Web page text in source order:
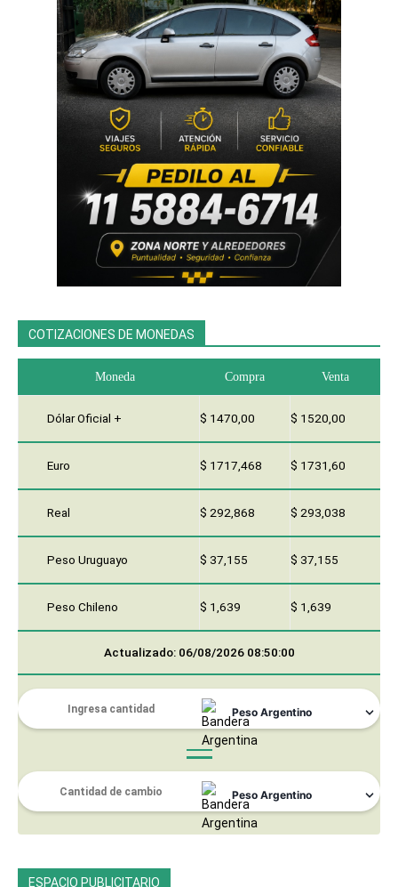
COTIZACIONES DE MONEDAS
Moneda Compra Venta
Dólar Oficial + $ 1470,00 $ 1520,00
Euro $ 1717,468 $ 1731,60
Real $ 292,868 $ 293,038
Peso Uruguayo $ 37,155 $ 37,155
Peso Chileno $ 1,639 $ 1,639
Actualizado: 06/08/2026 08:50:00
ESPACIO PUBLICITARIO